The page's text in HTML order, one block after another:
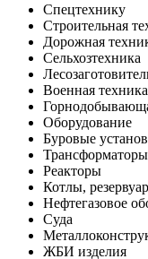
Спецтехнику
Строительная
Дорожная
Сельхозтехника
Военная техника
Оборудование
Буровые
Трансформаторы
Реакторы
Котлы,
Нефтегазовое
Cуда
ЖБИ изделия